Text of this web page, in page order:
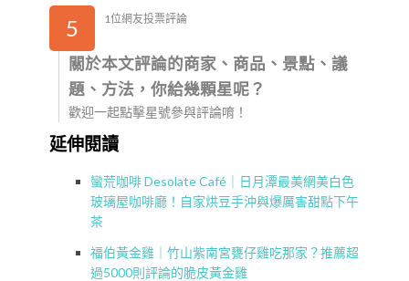
5 1位網友投票評論
關於本文評論的商家、商品、景點、議
題、方法，你給幾顆星呢？
歡迎一起點擊星號參與評論唷！
延伸閱讀
蠻荒咖啡 Desolate Café｜日月潭最美網美白色
玻璃屋咖啡廳！自家烘豆手沖與爆厲害甜點下午
茶
福伯黃金雞｜竹山紫南宮甕仔雞吃那家？推薦超
過5000則評論的脆皮黃金雞